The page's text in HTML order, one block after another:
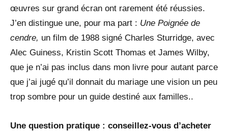
œuvres sur grand écran ont rarement été réussies.
J’en distingue une, pour ma part : Une Poignée de
cendre, un film de 1988 signé Charles Sturridge, avec
Alec Guiness, Kristin Scott Thomas et James Wilby,
que je n’ai pas inclus dans mon livre pour autant parce
que j’ai jugé qu’il donnait du mariage une vision un peu
trop sombre pour un guide destiné aux familles..
Une question pratique : conseillez-vous d’acheter